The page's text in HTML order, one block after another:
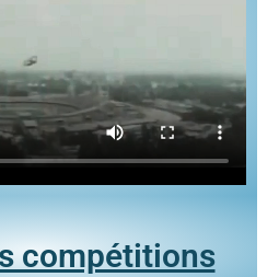
compétitions